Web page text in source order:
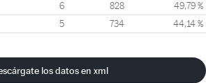
6 828 49,79 %
5 734 44,14 %
los datos en xml